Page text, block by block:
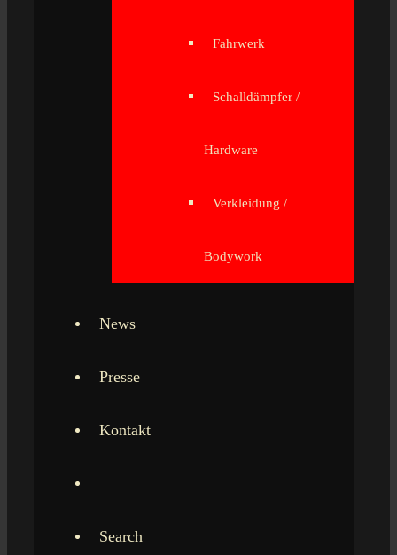
Fahrwerk
Schalldämpfer /
Hardware
Verkleidung /
Bodywork
News
Presse
Kontakt
Search